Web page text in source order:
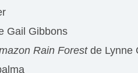
Gail Gibbons
Rain Forest de Lynne